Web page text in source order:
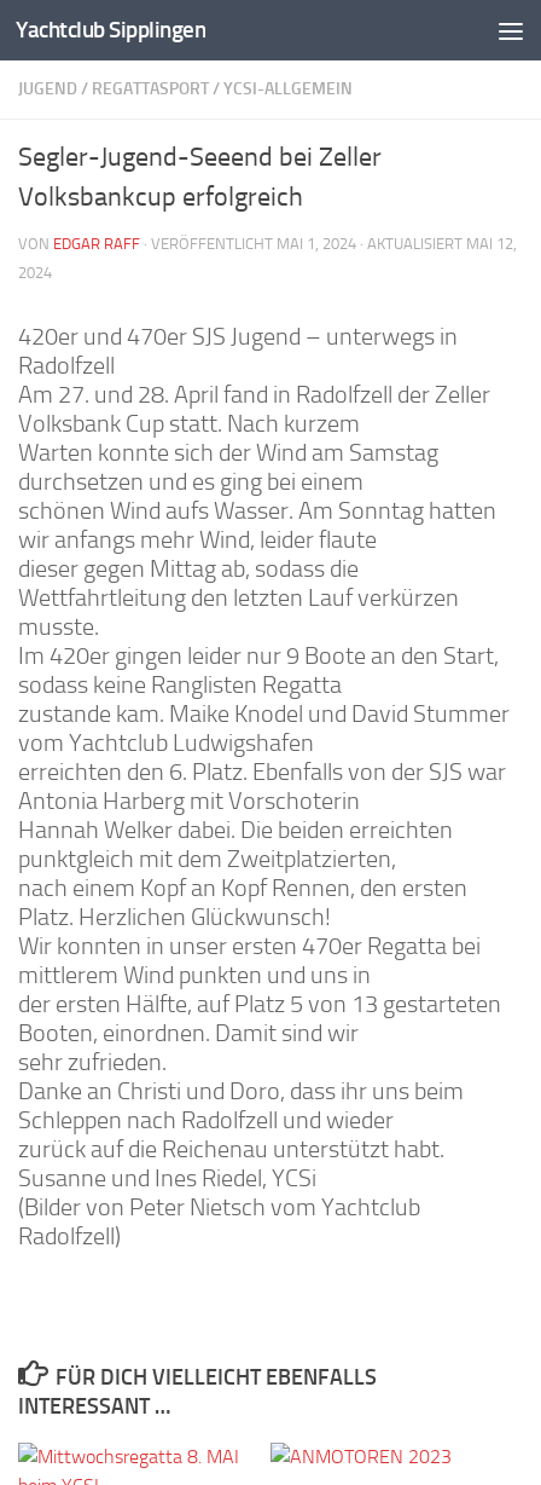
Zum Inhalt springen
Yachtclub Sipplingen
JUGEND / REGATTASPORT/YCSI-ALLGEMEIN
Segler-Jugend-Seeend bei Zeller
Volksbankcup erfolgreich
VON EDGAR RAFF · VERÖFFENTLICHT MAI 1, 2024 · AKTUALISIERT MAI 12,
2024
420er und 470er SJS Jugend – unterwegs in
Radolfzell
Am 27. und 28. April fand in Radolfzell der Zeller
Volksbank Cup statt. Nach kurzem
Warten konnte sich der Wind am Samstag
durchsetzen und es ging bei einem
schönen Wind aufs Wasser. Am Sonntag hatten
wir anfangs mehr Wind, leider flaute
dieser gegen Mittag ab, sodass die
Wettfahrtleitung den letzten Lauf verkürzen
musste.
Im 420er gingen leider nur 9 Boote an den Start,
sodass keine Ranglisten Regatta
zustande kam. Maike Knodel und David Stummer
vom Yachtclub Ludwigshafen
erreichten den 6. Platz. Ebenfalls von der SJS war
Antonia Harberg mit Vorschoterin
Hannah Welker dabei. Die beiden erreichten
punktgleich mit dem Zweitplatzierten,
nach einem Kopf an Kopf Rennen, den ersten
Platz. Herzlichen Glückwunsch!
Wir konnten in unser ersten 470er Regatta bei
mittlerem Wind punkten und uns in
der ersten Hälfte, auf Platz 5 von 13 gestarteten
Booten, einordnen. Damit sind wir
sehr zufrieden.
Danke an Christi und Doro, dass ihr uns beim
Schleppen nach Radolfzell und wieder
zurück auf die Reichenau unterstützt habt.
Susanne und Ines Riedel, YCSi
(Bilder von Peter Nietsch vom Yachtclub
Radolfzell)
FÜR DICH VIELLEICHT EBENFALLS
INTERESSANT …